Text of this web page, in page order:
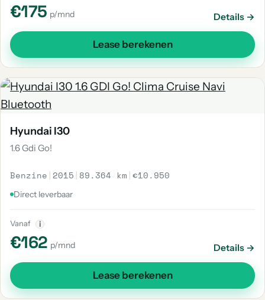
€175 p/mnd Details →
Lease berekenen
Hyundai I30
1.6 Gdi Go!
Benzine | 2015 | 89.364 km |€10.950
Direct leverbaar
Vanaf i
€162 p/mnd Details →
Lease berekenen